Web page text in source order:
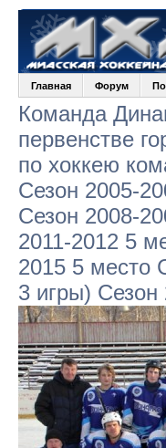
Главная Форум
Команда
первенстве
по хоккею
Сезон 2005-
Сезон 2008-
2011-2012 5
2015 5 место
3 игры)